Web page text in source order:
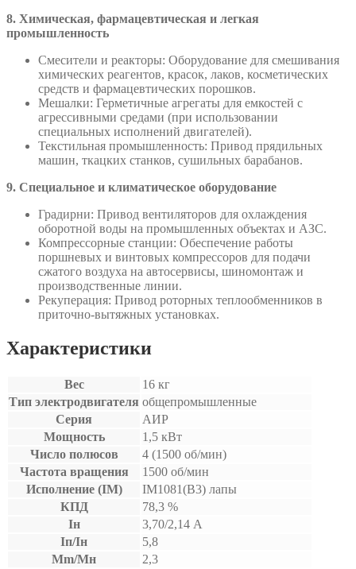
8. Химическая, фармацевтическая и легкая
промышленность
Смесители и реакторы: Оборудование для смешивания
химических реагентов, красок, лаков, косметических
средств и фармацевтических порошков.
Мешалки: Герметичные агрегаты для емкостей с
агрессивными средами (при использовании
специальных исполнений двигателей).
Текстильная промышленность: Привод прядильных
машин, ткацких станков, сушильных барабанов.
9. Специальное и климатическое оборудование
Градирни: Привод вентиляторов для охлаждения
оборотной воды на промышленных объектах и АЗС.
Компрессорные станции: Обеспечение работы
поршневых и винтовых компрессоров для подачи
сжатого воздуха на автосервисы, шиномонтаж и
производственные линии.
Рекуперация: Привод роторных теплообменников в
приточно-вытяжных установках.
Характеристики
Вес
16 кг
Тип электродвигателя общепромышленные
Серия
АИР
Мощность
1,5 кВт
Число полюсов
4 (1500 об/мин)
Частота вращения
1500 об/мин
Исполнение (IM)
IM1081(B3) лапы
КПД
78,3 %
Iн
3,70/2,14 А
Iп/Iн
5,8
Mm/Мн
2,3